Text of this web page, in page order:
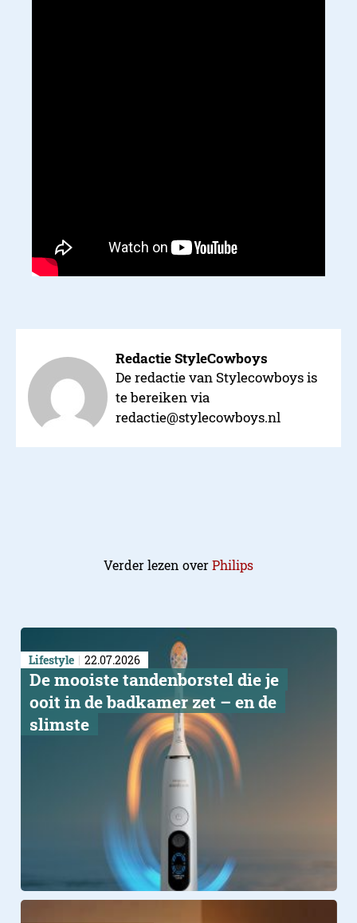
Redactie StyleCowboys
De redactie van Stylecowboys is
te bereiken via
redactie@stylecowboys.nl
Verder lezen overPhilips
Lifestyle 22.07.2026
De mooiste tandenborstel die je
ooit in de badkamer zet – en de
slimste